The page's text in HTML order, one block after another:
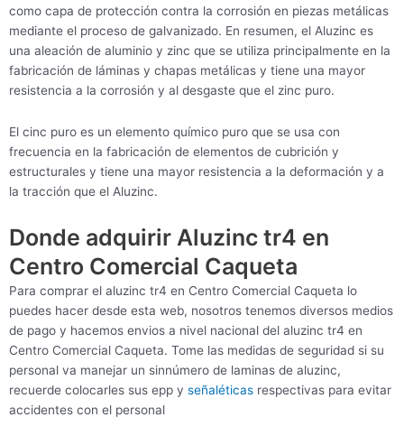
como capa de protección contra la corrosión en piezas metálicas
mediante el proceso de galvanizado. En resumen, el Aluzinc es
una aleación de aluminio y zinc que se utiliza principalmente en la
fabricación de láminas y chapas metálicas y tiene una mayor
resistencia a la corrosión y al desgaste que el zinc puro.
El cinc puro es un elemento químico puro que se usa con
frecuencia en la fabricación de elementos de cubrición y
estructurales y tiene una mayor resistencia a la deformación y a
la tracción que el Aluzinc.
Donde adquirir Aluzinc tr4 en
Centro Comercial Caqueta
Para comprar el aluzinc tr4 en Centro Comercial Caqueta lo
puedes hacer desde esta web, nosotros tenemos diversos medios
de pago y hacemos envios a nivel nacional del aluzinc tr4 en
Centro Comercial Caqueta. Tome las medidas de seguridad si su
personal va manejar un sinnúmero de laminas de aluzinc,
recuerde colocarles sus epp y señaléticas respectivas para evitar
accidentes con el personal